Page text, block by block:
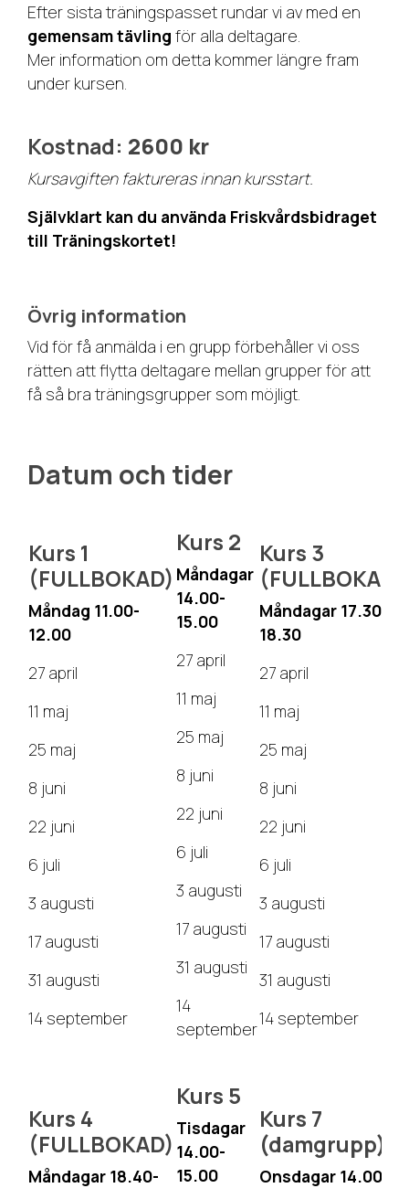
Efter sista träningspasset rundar vi av med en
gemensam tävling för alla deltagare.
Mer information om detta kommer längre fram
under kursen.
Kostnad: 2600 kr
Kursavgiften faktureras innan kursstart.
Självklart kan du använda Friskvårdsbidraget
till Träningskortet!
Övrig information
Vid för få anmälda i en grupp förbehåller vi oss
rätten att flytta deltagare mellan grupper för att
få så bra träningsgrupper som möjligt.
Datum och tider
Kurs 1
(FULLBOKAD)
Måndag 11.00-
12.00
27 april
11 maj
25 maj
8 juni
22 juni
6 juli
3 augusti
17 augusti
31 augusti
14 september
Kurs 2
Måndagar
14.00-
15.00
27 april
11 maj
25 maj
8 juni
22 juni
6 juli
3 augusti
17 augusti
31 augusti
14
september
Kurs 3
(FULLBOKAD)
Måndagar 17.30-
18.30
27 april
11 maj
25 maj
8 juni
22 juni
6 juli
3 augusti
17 augusti
31 augusti
14 september
Kurs 4
(FULLBOKAD)
Måndagar 18.40-
Kurs 5
Tisdagar
14.00-
15.00
Kurs 7
(damgrupp)
Onsdagar 14.00-